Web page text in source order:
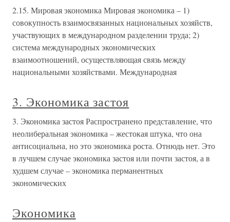
2.15. Мировая экономика Мировая экономика – 1)
совокупность взаимосвязанных национальных хозяйств,
участвующих в международном разделении труда; 2)
система международных экономических
взаимоотношений, осуществляющая связь между
национальными хозяйствами. Международная
3. Экономика застоя
3. Экономика застоя Распространено представление, что
неолиберальная экономика – жестокая штука, что она
антисоциальна, но это экономика роста. Отнюдь нет. Это
в лучшем случае экономика застоя или почти застоя, а в
худшем случае – экономика перманентных
экономических
Экономика